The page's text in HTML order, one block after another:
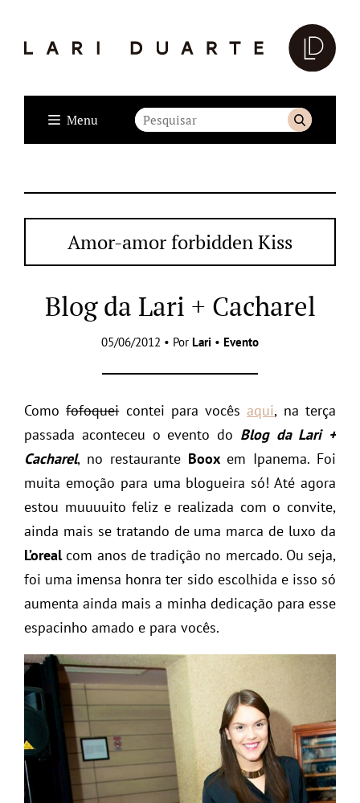
Menu
Amor-amor forbidden Kiss
Blog da Lari + Cacharel
05/06/2012 • Por Lari • Evento
Comofofoqueicontei para vocêsaqui, na terça
passada aconteceu o evento do Blog da Lari +
Cacharel, no restaurante Booxem Ipanema. Foi
muita emoção para uma blogueira só! Até agora
estou muuuuito feliz e realizada com o convite,
ainda mais se tratando de uma marca de luxo da
L’orealcom anos de tradição no mercado. Ou seja,
foi uma imensa honra ter sido escolhida e isso só
aumenta ainda mais a minha dedicação para esse
espacinho amado e para vocês.